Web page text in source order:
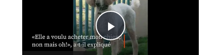
PLAY